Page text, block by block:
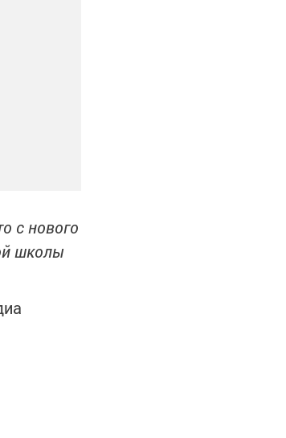
с нового
школы